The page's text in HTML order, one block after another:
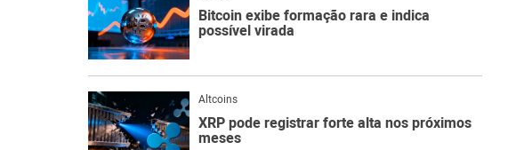
Bitcoin exibe formação rara e indica
possível virada
Altcoins
XRP pode registrar forte alta nos próximos
meses